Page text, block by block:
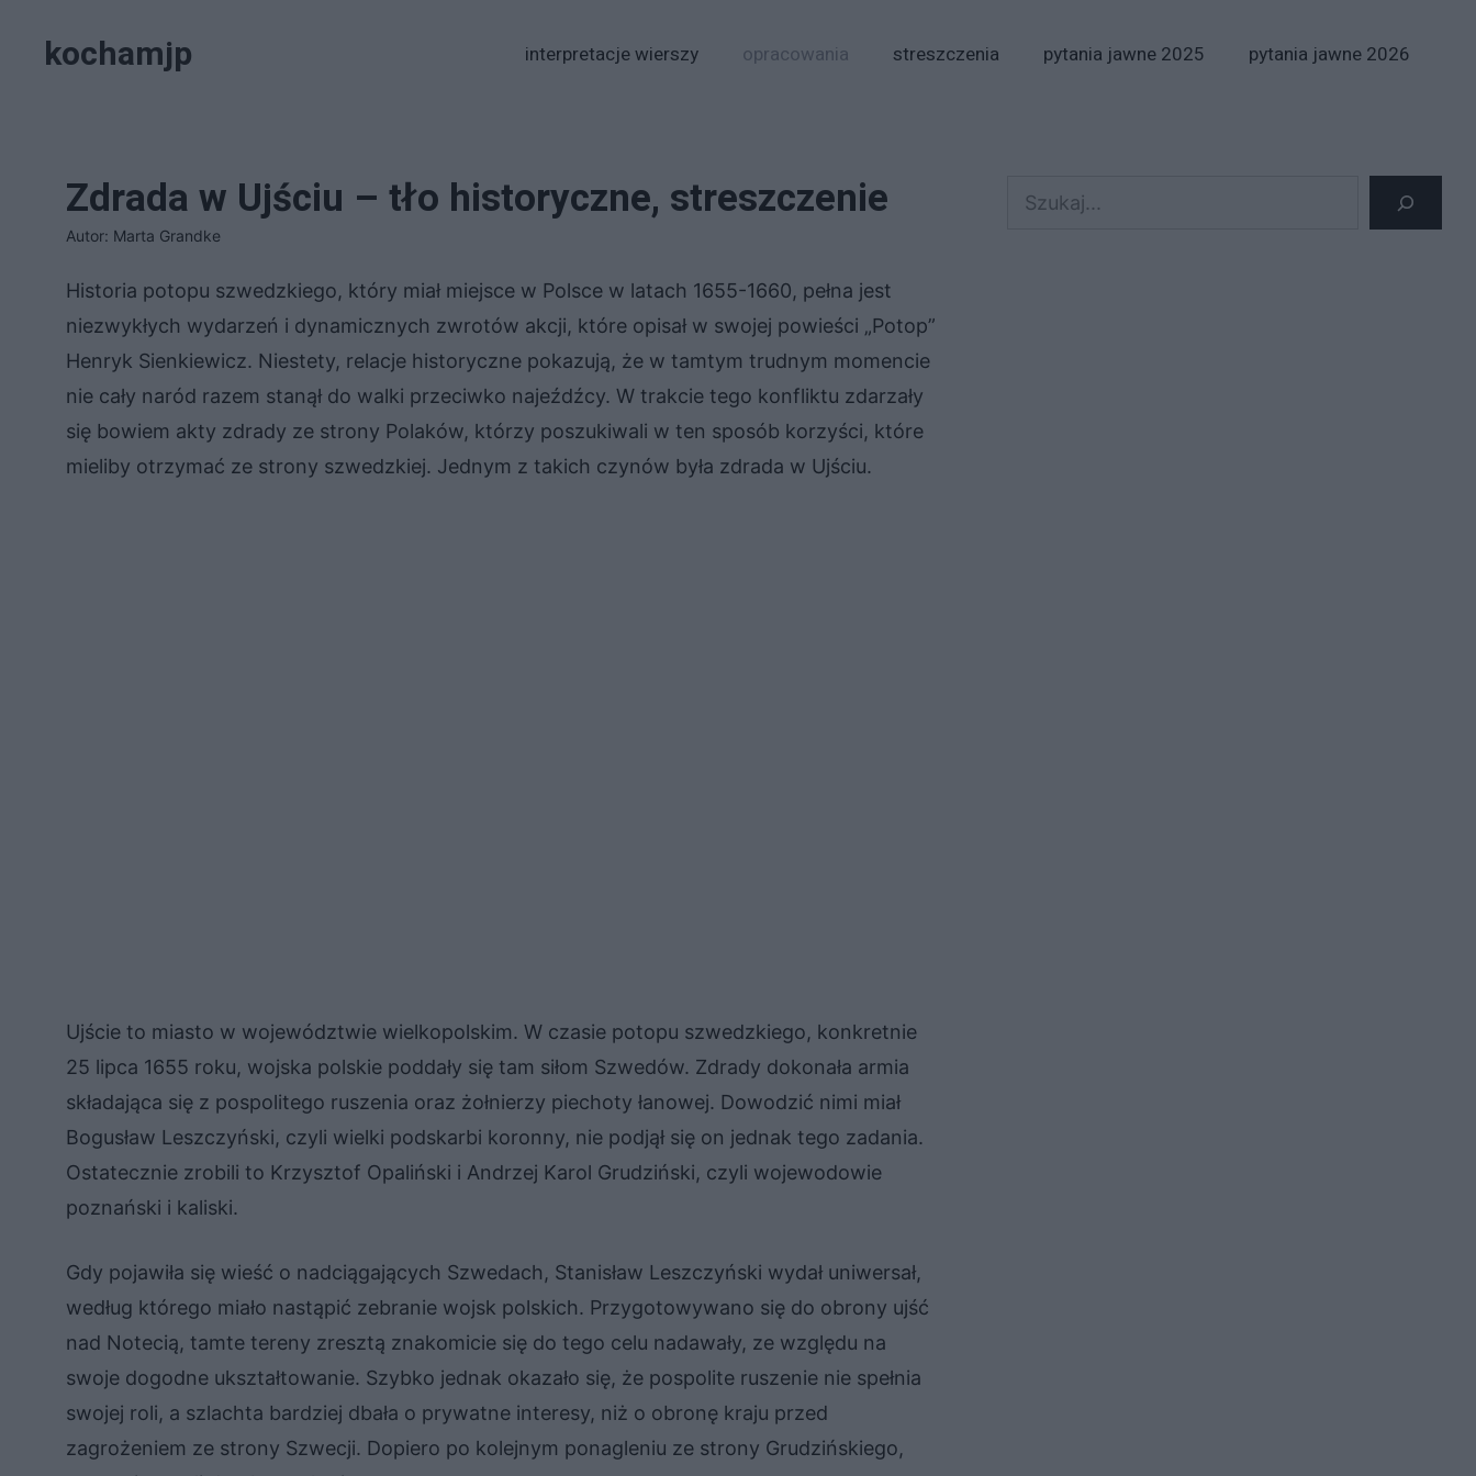
kochamjp interpretacje wierszy opracowania streszczenia pytania jawne 2025 pytania jawne 2026
Zdrada w Ujściu – tło historyczne, streszczenie
Autor: Marta Grandke
Historia potopu szwedzkiego, który miał miejsce w Polsce w latach 1655-1660, pełna jest
niezwykłych wydarzeń i dynamicznych zwrotów akcji, które opisał w swojej powieści „Potop”
Henryk Sienkiewicz. Niestety, relacje historyczne pokazują, że w tamtym trudnym momencie
nie cały naród razem stanął do walki przeciwko najeźdźcy. W trakcie tego konfliktu zdarzały
się bowiem akty zdrady ze strony Polaków, którzy poszukiwali w ten sposób korzyści, które
mieliby otrzymać ze strony szwedzkiej. Jednym z takich czynów była zdrada w Ujściu.
Ujście to miasto w województwie wielkopolskim. W czasie potopu szwedzkiego, konkretnie
25 lipca 1655 roku, wojska polskie poddały się tam siłom Szwedów. Zdrady dokonała armia
składająca się z pospolitego ruszenia oraz żołnierzy piechoty łanowej. Dowodzić nimi miał
Bogusław Leszczyński, czyli wielki podskarbi koronny, nie podjął się on jednak tego zadania.
Ostatecznie zrobili to Krzysztof Opaliński i Andrzej Karol Grudziński, czyli wojewodowie
poznański i kaliski.
Gdy pojawiła się wieść o nadciągających Szwedach, Stanisław Leszczyński wydał uniwersał,
według którego miało nastąpić zebranie wojsk polskich. Przygotowywano się do obrony ujść
nad Notecią, tamte tereny zresztą znakomicie się do tego celu nadawały, ze względu na
swoje dogodne ukształtowanie. Szybko jednak okazało się, że pospolite ruszenie nie spełnia
swojej roli, a szlachta bardziej dbała o prywatne interesy, niż o obronę kraju przed
zagrożeniem ze strony Szwecji. Dopiero po kolejnym ponagleniu ze strony Grudzińskiego,
Szukaj